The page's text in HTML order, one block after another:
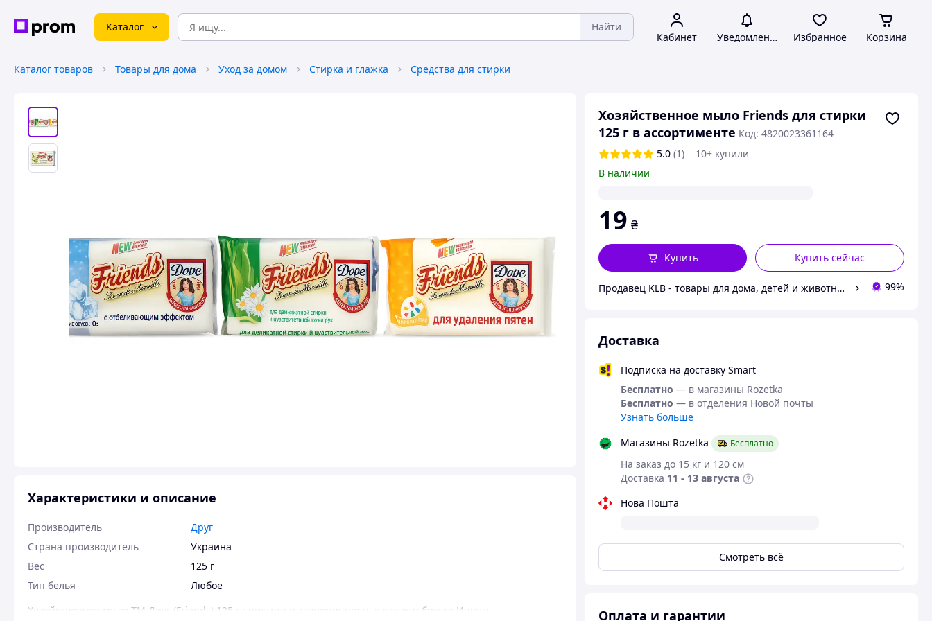
Каталог Найти
Кабинет Уведомления Избранное Корзина
Каталог товаров Товары для дома Уход за домом Стирка и глажка Средства для стирки
Хозяйственное мыло Friends для стирки
125 г в ассортименте Код: 4820023361164
5.0 (1)
10+ купили
В наличии
19 ₴
Купить сейчас
Купить
Продавец KLB - товары для дома, детей и животных 99%
Доставка
Подписка на доставку Smart
Бесплатно — в магазины Rozetka
Бесплатно — в отделения Новой почты
Узнать больше
Магазины Rozetka
Бесплатно
На заказ до 15 кг и 120 см
Доставка 11 - 13 августа
Нова Пошта
Смотреть всё
Оплата и гарантии
Характеристики и описание
Производитель
Друг
Страна производитель
Украина
Вес
125 г
Тип белья
Любое
Хозяйственное мыло ТМ Друг (Friends) 125 г ; чистота и экономичность в каждом бруске Ищете